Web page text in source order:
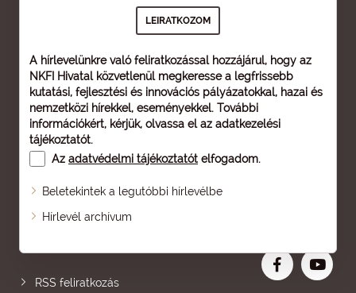
A hírlevelünkre való feliratkozással hozzájárul, hogy az
NKFI Hivatal közvetlenül megkeresse a legfrissebb
kutatási, fejlesztési és innovációs pályázatokkal, hazai és
nemzetközi hírekkel, eseményekkel. További
információkért, kérjük, olvassa el az adatkezelési
tájékoztatót.
Az adatvédelmi tájékoztatót elfogadom.
Beletekintek a legutóbbi hírlevélbe
Hírlevél archívum
Oldaltérkép
RSS feliratkozás